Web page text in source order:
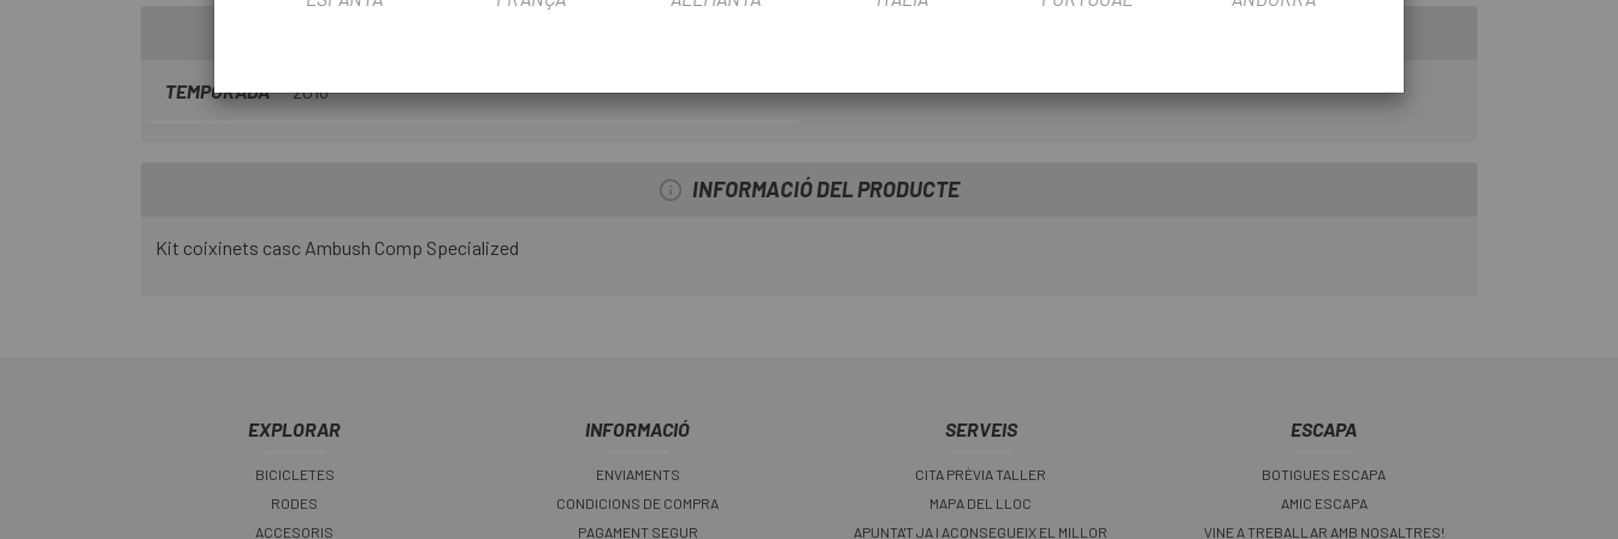
TEMPORADA 2018
INFORMACIÓ DEL PRODUCTE
Kit coixinets casc Ambush Comp Specialized
EXPLORAR
BICICLETES
RODES
ACCESORIS
INFORMACIÓ
ENVIAMENTS
CONDICIONS DE COMPRA
PAGAMENT SEGUR
SERVEIS
CITA PRÈVIA TALLER
MAPA DEL LLOC
APUNTA'T JA I ACONSEGUEIX EL MILLOR
ESCAPA
BOTIGUES ESCAPA
AMIC ESCAPA
VINE A TREBALLAR AMB NOSALTRES!